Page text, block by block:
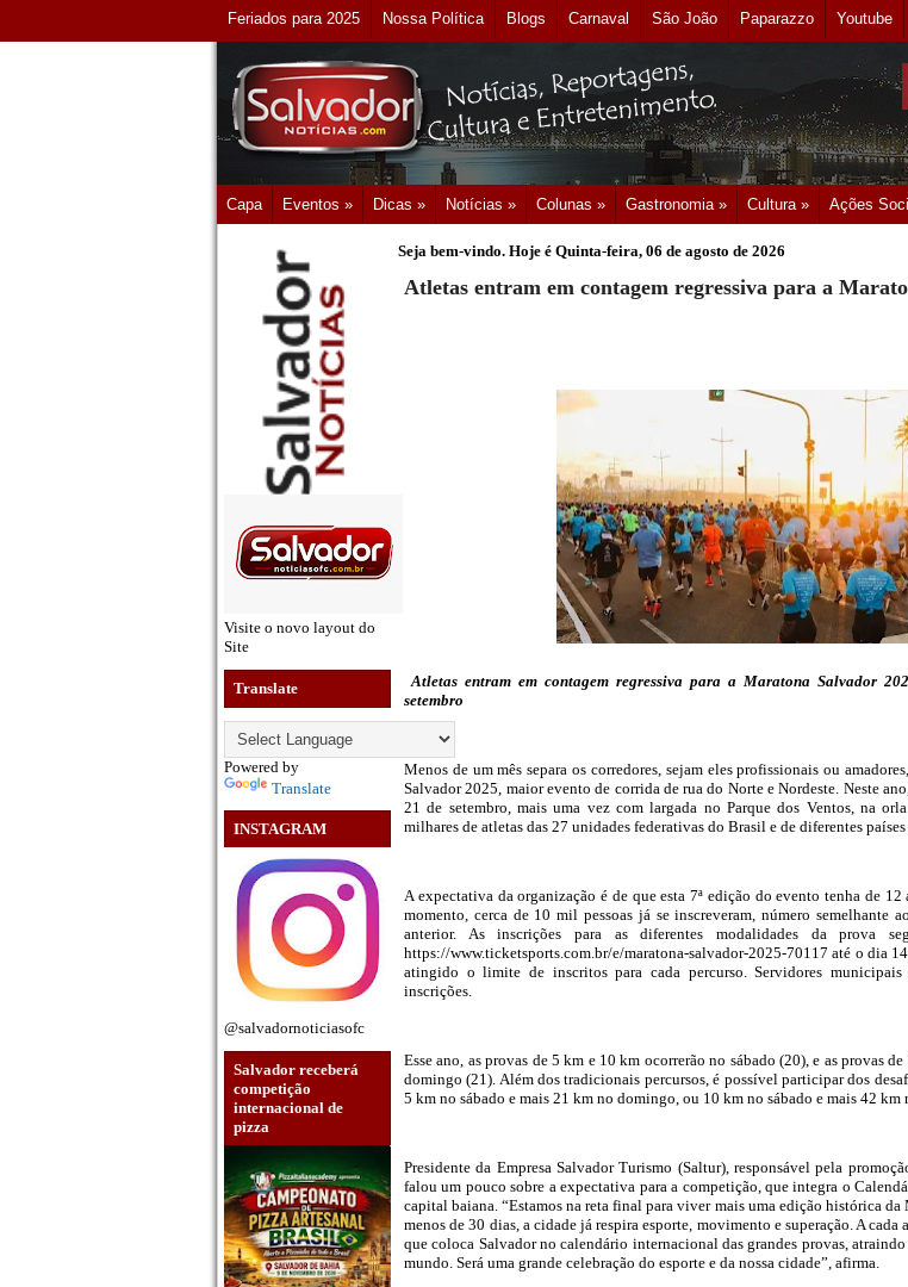
Feriados para 2025 Nossa Política Blogs Carnaval São João Paparazzo Youtube
Capa Eventos » Dicas » Notícias » Colunas » Gastronomia » Cultura » Ações
Visite o novo layout do
Site
Translate
Powered by
Translate
INSTAGRAM
@salvadornoticiasofc
Salvador receberá
competição
internacional de
pizza
Seja bem-vindo. Hoje é Quinta-feira, 06 de agosto de 2026
Atletas entram em contagem regressiva para a
Atletas entram em contagem regressiva para a Maratona Salvador
setembro
Menos de um mês separa os corredores, sejam eles profissionais ou
Salvador 2025, maior evento de corrida de rua do Norte e Nordeste. Neste
21 de setembro, mais uma vez com largada no Parque dos Ventos, na
milhares de atletas das 27 unidades federativas do Brasil e de diferentes
A expectativa da organização é de que esta 7ª edição do evento tenha de
momento, cerca de 10 mil pessoas já se inscreveram, número semelhante
anterior. As inscrições para as diferentes modalidades da prova
https://www.ticketsports.com.br/e/maratona-salvador-2025-70117 até o dia
atingido o limite de inscritos para cada percurso. Servidores
inscrições.
Esse ano, as provas de 5 km e 10 km ocorrerão no sábado (20), e as provas
domingo (21). Além dos tradicionais percursos, é possível participar dos
5 km no sábado e mais 21 km no domingo, ou 10 km no sábado e mais 42 km
Presidente da Empresa Salvador Turismo (Saltur), responsável pela
falou um pouco sobre a expectativa para a competição, que integra o
capital baiana. “Estamos na reta final para viver mais uma edição histórica da
menos de 30 dias, a cidade já respira esporte, movimento e superação. A cada
que coloca Salvador no calendário internacional das grandes provas,
mundo. Será uma grande celebração do esporte e da nossa cidade”, afirma.